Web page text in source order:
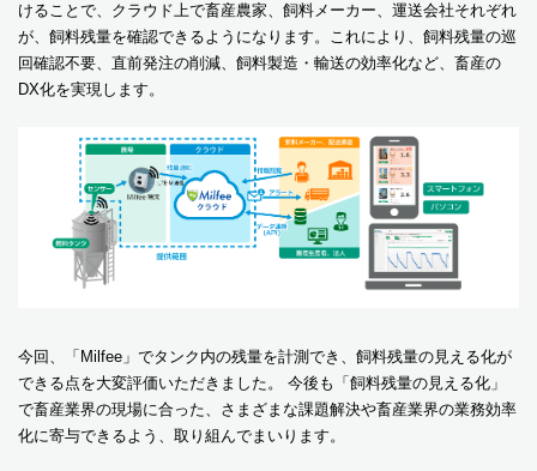
けることで、クラウド上で畜産農家、飼料メーカー、運送会社それぞれ
が、飼料残量を確認できるようになります。これにより、飼料残量の巡
回確認不要、直前発注の削減、飼料製造・輸送の効率化など、畜産の
DX化を実現します。
今回、「Milfee」でタンク内の残量を計測でき、飼料残量の見える化が
できる点を大変評価いただきました。 今後も「飼料残量の見える化」
で畜産業界の現場に合った、さまざまな課題解決や畜産業界の業務効率
化に寄与できるよう、取り組んでまいります。